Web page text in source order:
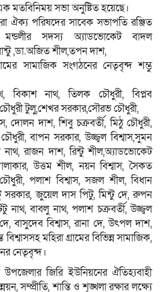
মতবিনিময় সভা অনুষ্টিত হয়েছে।
ঐক্য পরিষদের সাবেক সভাপতি রঞ্জিত
মন্ডলীর সদস্য অ্যাডভোকেট বাদল
,ডা.অজিত শীল,তপন দাশ,
সামাজিক সংগঠনের নেতৃবৃন্দ শম্ভু
বিকাশ নাথ, তিলক চৌধুরী, বিপ্লব
টুলু,শেখর সরকার,সৌরভ চৌধুরী,
দোলন দাশ, শিবু চক্রবর্তী, মিঠু চৌধুরী,
বাপন সরকার, উজ্জ্বল বিশ্বাস,সুমন
রাজন দাশ, রিন্টু শীল,অ্যাডভোকেট
উত্তম শীল, নয়ন বিশ্বাস, সৈকত
চৌধুরী, পলাশ বিশ্বাস, সজল শীল, বিধান
সরকার, জুয়েল দাস পিটু, মিন্টু দে, রুপন
নাথ, বাবলু নাথ, পলাশ চক্রবর্তী, উজ্জ্বল
বাসুদেব বিশ্বাস, রানা দে, উৎপল দাশ,
মহিরা গ্রামের বিভিন্ন সামাজিক,
নেতৃবৃন্দ।
উপজেলার জিরি ইউনিয়নের ঐতিহ্যবাহী
সম্প্রীতি, শান্তি ও শৃঙ্খলা রক্ষার লক্ষ্যে